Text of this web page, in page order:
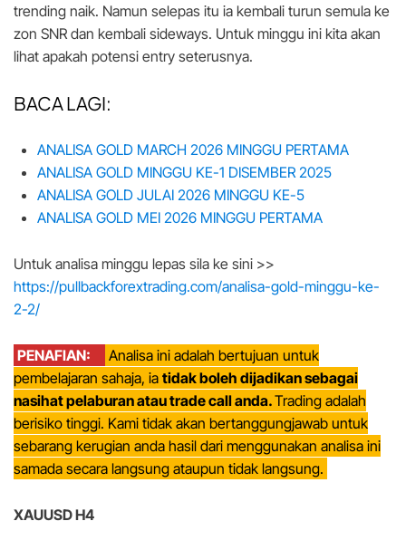
trending naik. Namun selepas itu ia kembali turun semula ke
zon SNR dan kembali sideways. Untuk minggu ini kita akan
lihat apakah potensi entry seterusnya.
BACA LAGI:
ANALISA GOLD MARCH 2026 MINGGU PERTAMA
ANALISA GOLD MINGGU KE-1 DISEMBER 2025
ANALISA GOLD JULAI 2026 MINGGU KE-5
ANALISA GOLD MEI 2026 MINGGU PERTAMA
Untuk analisa minggu lepas sila ke sini >>
https://pullbackforextrading.com/analisa-gold-minggu-ke-
2-2/
PENAFIAN:
Analisa ini adalah bertujuan untuk
pembelajaran sahaja, ia tidak boleh dijadikan sebagai
nasihat pelaburan atau trade call anda.Trading adalah
berisiko tinggi. Kami tidak akan bertanggungjawab untuk
sebarang kerugian anda hasil dari menggunakan analisa ini
samada secara langsung ataupun tidak langsung.
XAUUSD H4